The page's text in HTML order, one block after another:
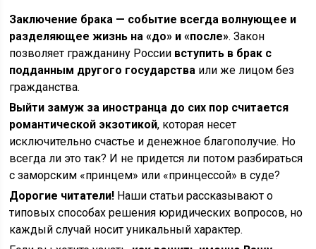
Заключение брака — событие всегда волнующее и
разделяющее жизнь на «до» и «после». Закон
позволяет гражданину России вступить в брак с
подданным другого государства или же лицом без
гражданства.
Выйти замуж за иностранца до сих пор считается
романтической экзотикой, которая несет
исключительно счастье и денежное благополучие. Но
всегда ли это так? И не придется ли потом разбираться
с заморским «принцем» или «принцессой» в суде?
Дорогие читатели! Наши статьи рассказывают о
типовых способах решения юридических вопросов, но
каждый случай носит уникальный характер.